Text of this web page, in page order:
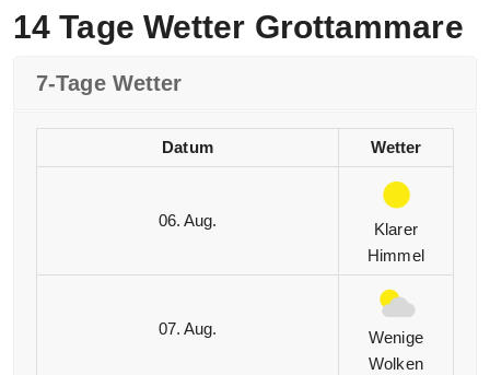
14 Tage Wetter Grottammare
7-Tage Wetter
Datum Wetter
06. Aug.
Klarer
Himmel
07. Aug.
Wenige
Wolken